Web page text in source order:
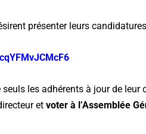
présenter leurs
les adhérents à jour de
et voter à l’Assemblée